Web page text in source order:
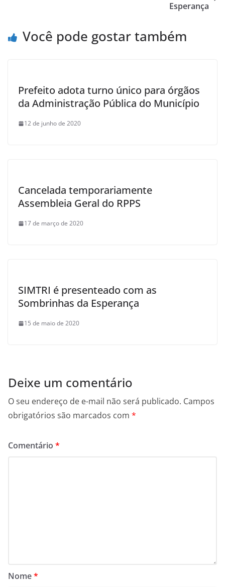
Esperança
Você pode gostar também
Prefeito adota turno único para órgãos
da Administração Pública do Município
12 de junho de 2020
Cancelada temporariamente
Assembleia Geral do RPPS
17 de março de 2020
SIMTRI é presenteado com as
Sombrinhas da Esperança
15 de maio de 2020
Deixe um comentário
O seu endereço de e-mail não será publicado. Campos
obrigatórios são marcados com *
Comentário *
Nome*